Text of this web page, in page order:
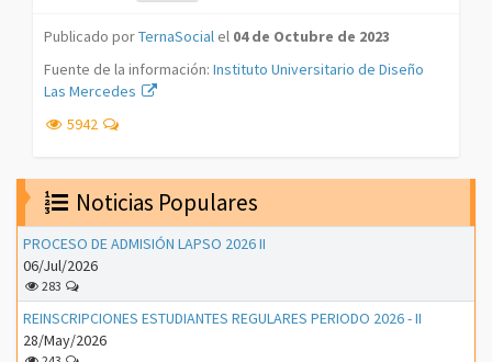
Publicado porTernaSocial el 04 de Octubre de 2023
Fuente de la información: Instituto Universitario de Diseño
Las Mercedes
5942
Noticias Populares
PROCESO DE ADMISIÓN LAPSO 2026 II
06/Jul/2026
283
REINSCRIPCIONES ESTUDIANTES REGULARES PERIODO 2026 - II
28/May/2026